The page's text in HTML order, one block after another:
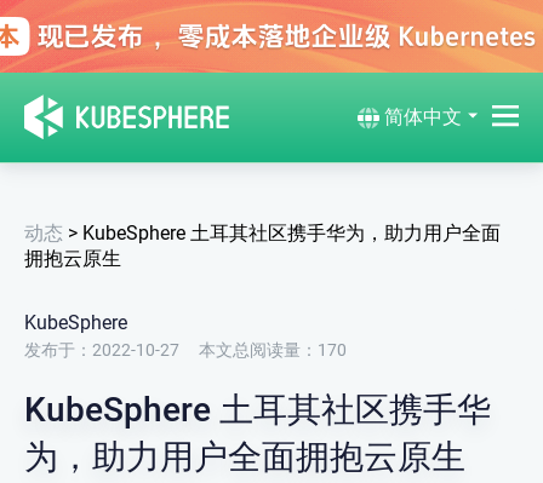
简体中文
动态 > KubeSphere 土耳其社区携手华为，助力用户全面
拥抱云原生
KubeSphere
发布于：2022-10-27 本文总阅读量： 170
KubeSphere 土耳其社区携手华
为，助力用户全面拥抱云原生